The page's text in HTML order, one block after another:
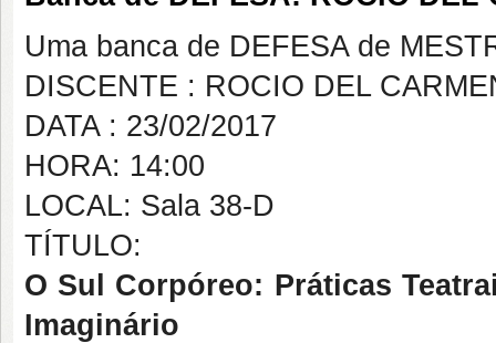
Uma banca de DEFESA de
DISCENTE : ROCIO DEL
DATA : 23/02/2017
HORA: 14:00
LOCAL: Sala 38-D
TÍTULO:
O Sul Corpóreo: Práticas
Imaginário